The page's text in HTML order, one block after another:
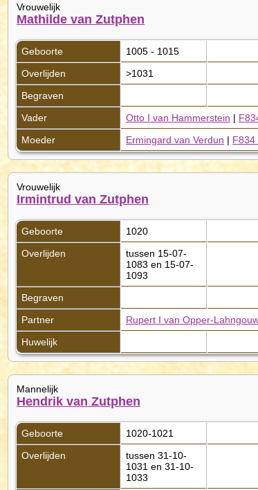
Vrouwelijk
Mathilde van Zutphen
Geboorte
1005 - 1015
Overlijden
>1031
Begraven
Vader
Otto I van Hammerstein |
Moeder
Ermingard van Verdun | F834
Vrouwelijk
Irmintrud van Zutphen
Geboorte
1020
Overlijden
tussen 15-07-
1083 en 15-07-
1093
Begraven
Partner
Rupert I van Opper-
Huwelijk
Mannelijk
Hendrik van Zutphen
Geboorte
1020-1021
Overlijden
tussen 31-10-
1031 en 31-10-
1033